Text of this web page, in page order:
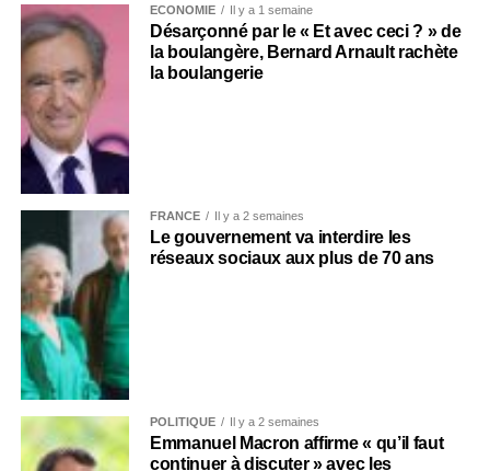
ECONOMIE Il y a 1 semaine
Désarçonné par le « Et avec ceci ? » de
la boulangère, Bernard Arnault rachète
la boulangerie
FRANCE Il y a 2 semaines
Le gouvernement va interdire les
réseaux sociaux aux plus de 70 ans
POLITIQUE Il y a 2 semaines
Emmanuel Macron affirme « qu’il faut
continuer à discuter » avec les